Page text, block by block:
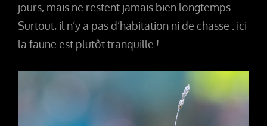
jours, mais ne restent jamais bien longtemps.
Surtout, il n’y a pas d’habitation ni de chasse : ici
la faune est plutôt tranquille !